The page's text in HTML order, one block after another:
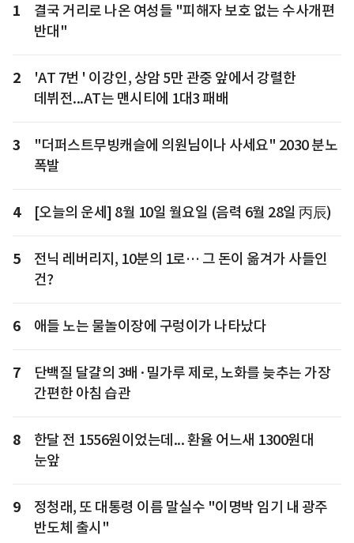
1
결국 거리로 나온 여성들 "피해자 보호 없는 수사개편
반대"
2
'AT 7번 ' 이강인, 상암 5만 관중 앞에서 강렬한
데뷔전...AT는 맨시티에 1대3 패배
3
"더퍼스트무빙캐슬에 의원님이나 사세요" 2030 분노
폭발
4 [오늘의 운세] 8월 10일 월요일 (음력 6월 28일 丙辰)
5
전닉 레버리지, 10분의 1로… 그 돈이 옮겨가 사들인
건?
6 애들 노는 물놀이장에 구렁이가 나타났다
7
단백질 달걀의 3배·밀가루 제로, 노화를 늦추는 가장
간편한 아침 습관
8
한달 전 1556원이었는데... 환율 어느새 1300원대
눈앞
9
정청래, 또 대통령 이름 말실수 "이명박 임기 내 광주
반도체 출시"